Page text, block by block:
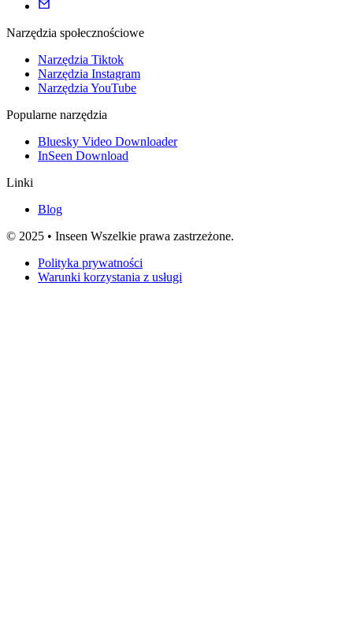
Narzędzia społecznościowe
Narzędzia Tiktok
Narzędzia Instagram
Narzędzia YouTube
Popularne narzędzia
Bluesky Video Downloader
InSeen Download
Linki
Blog
© 2025 • Inseen Wszelkie prawa zastrzeżone.
Polityka prywatności
Warunki korzystania z usługi